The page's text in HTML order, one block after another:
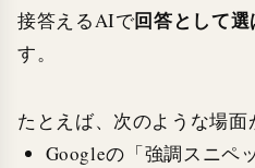
接答えるAIで回答として選
す。
たとえば、次のような場面
Googleの「強調スニペ